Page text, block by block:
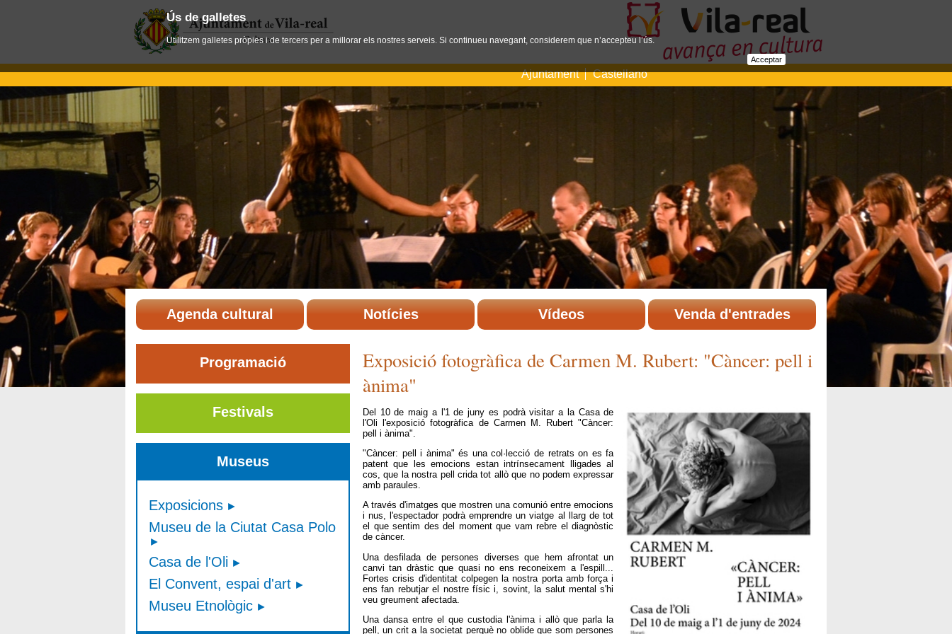
Ajuntament Castellano
Agenda cultural Notícies Vídeos Venda d'entrades
Exposició fotogràfica de Carmen M. Rubert: "Càncer: pell i
ànima"
Del 10 de maig a l'1 de juny es podrà visitar a la Casa de
l'Oli l'exposició fotogràfica de Carmen M. Rubert "Càncer:
pell i ànima".
"Càncer: pell i ànima" és una col·lecció de retrats on es fa
patent que les emocions estan intrínsecament lligades al
cos, que la nostra pell crida tot allò que no podem expressar
amb paraules.
A través d'imatges que mostren una comunió entre emocions
i nus, l'espectador podrà emprendre un viatge al llarg de tot
el que sentim des del moment que vam rebre el diagnòstic
de càncer.
Una desfilada de persones diverses que hem afrontat un
canvi tan dràstic que quasi no ens reconeixem a l'espill...
Fortes crisis d'identitat colpegen la nostra porta amb força i
ens fan rebutjar el nostre físic i, sovint, la salut mental s'hi
veu greument afectada.
Una dansa entre el que custodia l'ànima i allò que parla la
pell, un crit a la societat perquè no oblide que som persones
Programació
Festivals
Museus
Exposicions
Museu de la Ciutat Casa Polo
Casa de l'Oli
El Convent, espai d'art
Museu Etnològic
Ús de galletes
Utilitzem galletes pròpies i de tercers per a millorar els nostres serveis. Si continueu navegant, considerem que n’accepteu l’ús.
Acceptar